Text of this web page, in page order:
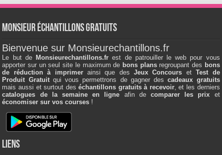
Monsieur échantillons Gratuits
Bienvenue sur Monsieurechantillons.fr
Le but de Monsieurechantillons.fr est de patrouiller le web pour vous
apporter sur un seul site le maximum de bons plansregroupant des bons
de réduction à imprimerainsi que desJeux Concours etTest de
Produit Gratuitqui vous permettrons de gagner descadeaux gratuits
mais aussi et surtout deséchantillons gratuits à recevoir, et les derniers
catalogues de la semaine en ligne afin de comparer les prix et
économiser sur vos courses !
Liens